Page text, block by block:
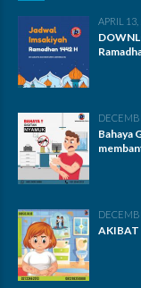
APRIL 13,
Bahaya
AKIBAT